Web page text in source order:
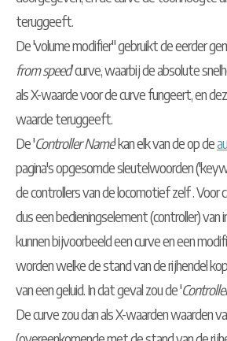
teruggeeft.
De 'volume modifier" gebruikt de eerder
from speed' curve, waarbij de absolute
als X-waarde voor de curve fungeert, en
waarde teruggeeft.
De 'Controller Name' kan elk van de op de
pagina's opgesomde sleutelwoorden
de controllers van de locomotief zelf . Voor
dus een bedieningselement (controller) van
kunnen bijvoorbeeld een curve en een
worden welke de stand van de rijhendel
van een geluid. In dat geval zou de '
De curve zou dan als X-waarden waarden